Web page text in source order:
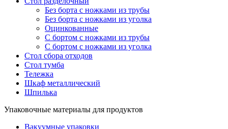
Без борта с ножками из трубы
Без борта с ножками из уголка
Оцинкованные
С бортом с ножками из трубы
С бортом с ножками из уголка
Стол сбора отходов
Стол тумба
Тележка
Шкаф металлический
Шпилька
Упаковочные материалы для продуктов
Вакуумные упаковки